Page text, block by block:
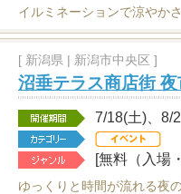
イルミネーションで涼やか
[ 新潟県 | 新潟市中央区 ]
沼垂テラス商店街 夜
7/18(土)、8/
[無料（入場
ゆっくりと時間が流れる夜